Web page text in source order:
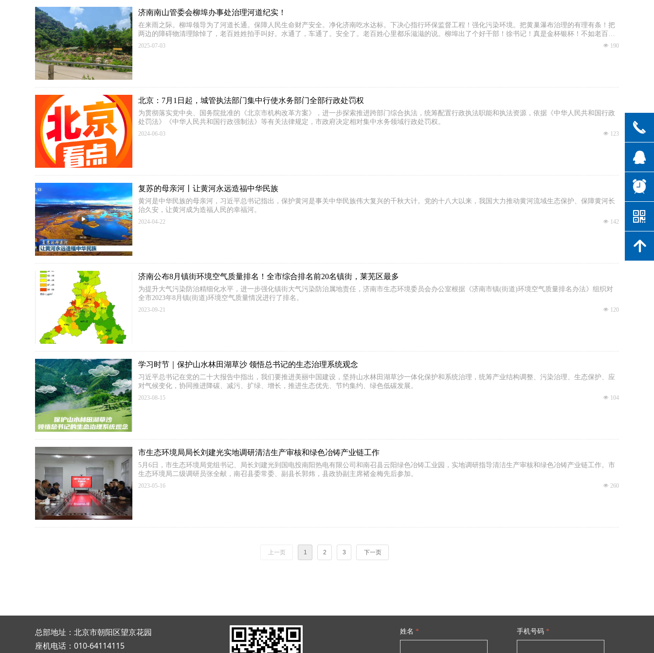
济南南山管委会柳埠办事处治理河道纪实！
在来雨之际。柳埠领导为了河道长通。保障人民生命财产安全。净化济南吃水达标。下决心指行环保监督工程！强化污染环境。把黄巢瀑布治理的有理有条！把
两边的障碍物清理除悼了，老百姓姓拍手叫好。水通了，车通了。安全了。老百姓心里都乐滋滋的说。柳埠出了个好干部！徐书记！真是金杯银杯！不如老百姓
的口碑！
넶 190
2025-07-03
北京：7月1日起，城管执法部门集中行使水务部门全部行政处罚权
为贯彻落实党中央、国务院批准的《北京市机构改革方案》，进一步探索推进跨部门综合执法，统筹配置行政执法职能和执法资源，依据《中华人民共和国行政
处罚法》《中华人民共和国行政强制法》等有关法律规定，市政府决定相对集中水务领域行政处罚权。
넶 123
2024-06-03
复苏的母亲河丨让黄河永远造福中华民族
黄河是中华民族的母亲河，习近平总书记指出，保护黄河是事关中华民族伟大复兴的千秋大计。党的十八大以来，我国大力推动黄河流域生态保护、保障黄河长
治久安，让黄河成为造福人民的幸福河。
넶 142
2024-04-22
济南公布8月镇街环境空气质量排名！全市综合排名前20名镇街，莱芜区最多
为提升大气污染防治精细化水平，进一步强化镇街大气污染防治属地责任，济南市生态环境委员会办公室根据《济南市镇(街道)环境空气质量排名办法》组织对
全市2023年8月镇(街道)环境空气质量情况进行了排名。
넶 120
2023-09-21
学习时节｜保护山水林田湖草沙 领悟总书记的生态治理系统观念
习近平总书记在党的二十大报告中指出，我们要推进美丽中国建设，坚持山水林田湖草沙一体化保护和系统治理，统筹产业结构调整、污染治理、生态保护、应
对气候变化，协同推进降碳、减污、扩绿、增长，推进生态优先、节约集约、绿色低碳发展。
넶 104
2023-08-15
市生态环境局局长刘建光实地调研清洁生产审核和绿色冶铸产业链工作
5月6日，市生态环境局党组书记、局长刘建光到国电投南阳热电有限公司和南召县云阳绿色冶铸工业园，实地调研指导清洁生产审核和绿色冶铸产业链工作。市
生态环境局二级调研员张全献，南召县委常委、副县长郭炜，县政协副主席褚金梅先后参加。
넶 260
2023-05-16
上一页 1 2 3 下一页
总部地址：北京市朝阳区望京花园
座机电话：010-64114115
姓名 * 手机号码 *
끅
뀩
뀥
낃
녕